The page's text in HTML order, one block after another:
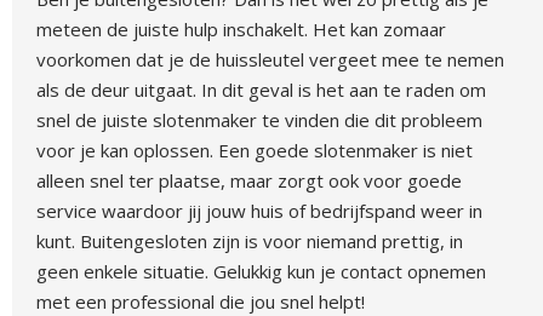
meteen de juiste hulp inschakelt. Het kan zomaar
voorkomen dat je de huissleutel vergeet mee te nemen
als de deur uitgaat. In dit geval is het aan te raden om
snel de juiste slotenmaker te vinden die dit probleem
voor je kan oplossen. Een goede slotenmaker is niet
alleen snel ter plaatse, maar zorgt ook voor goede
service waardoor jij jouw huis of bedrijfspand weer in
kunt. Buitengesloten zijn is voor niemand prettig, in
geen enkele situatie. Gelukkig kun je contact opnemen
met een professional die jou snel helpt!